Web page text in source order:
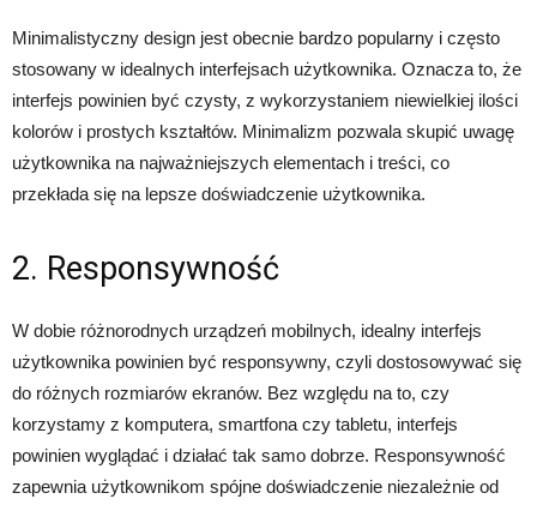
Minimalistyczny design jest obecnie bardzo popularny i często
stosowany w idealnych interfejsach użytkownika. Oznacza to, że
interfejs powinien być czysty, z wykorzystaniem niewielkiej ilości
kolorów i prostych kształtów. Minimalizm pozwala skupić uwagę
użytkownika na najważniejszych elementach i treści, co
przekłada się na lepsze doświadczenie użytkownika.
2. Responsywność
W dobie różnorodnych urządzeń mobilnych, idealny interfejs
użytkownika powinien być responsywny, czyli dostosowywać się
do różnych rozmiarów ekranów. Bez względu na to, czy
korzystamy z komputera, smartfona czy tabletu, interfejs
powinien wyglądać i działać tak samo dobrze. Responsywność
zapewnia użytkownikom spójne doświadczenie niezależnie od